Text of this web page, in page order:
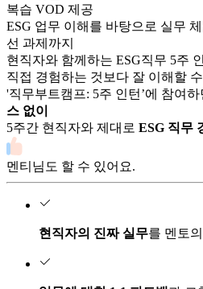
복습 VOD 제공
ESG 업무 이해를 바탕으로 실무
선 과제까지
현직자와 함께하는 ESG직무 5주
직접 경험하는 것보다 잘 이해할
'직무부트캠프: 5주 인턴’에 참여하
스 없이
5주간 현직자와 제대로 ESG 직무
멘티님도 할 수 있어요.
현직자의 진짜 실무를 멘토